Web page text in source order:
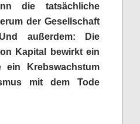
die tatsächliche
der Gesellschaft
außerdem: Die
Kapital bewirkt ein
ein Krebswachstum
mit dem Tode